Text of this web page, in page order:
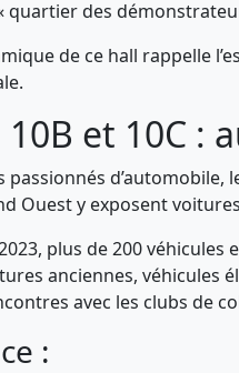
quartier des
de ce hall rappelle
10B et 10C :
passionnés d’automobile,
Ouest y exposent
plus de 200
anciennes, véhicules
avec les clubs de
: